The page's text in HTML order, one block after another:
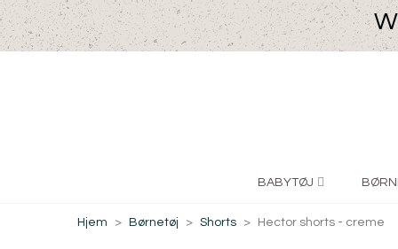
BABYTØJ
Hjem > Børnetøj > Shorts > Hector shorts - creme